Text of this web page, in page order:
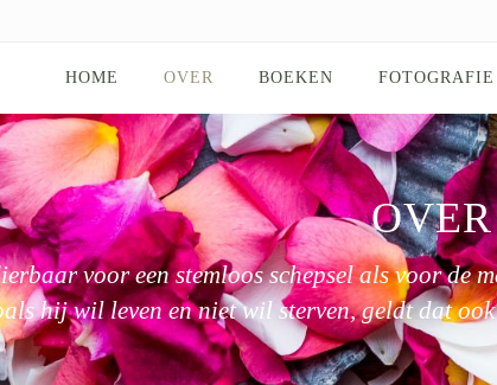
HOME OVER BOEKEN FOTOGRAFIE
OVER
voor een stemloos schepsel als voor de
hij wil leven en niet wil sterven, geldt dat